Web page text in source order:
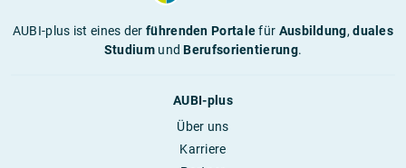
AUBI-plus ist eines derführenden Portalefür Ausbildung,duales
StudiumundBerufsorientierung.
AUBI-plus
Über uns
Karriere